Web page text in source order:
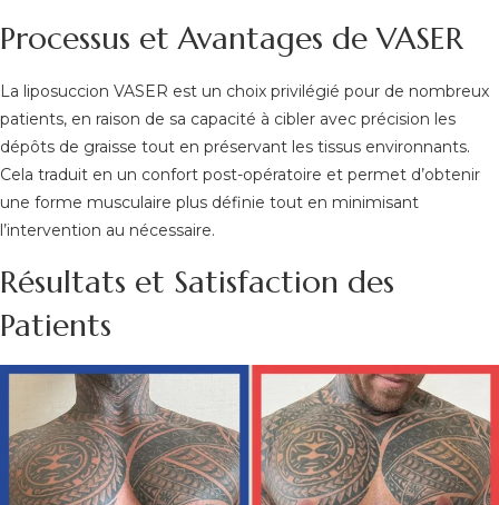
Processus et Avantages de VASER
La liposuccion VASER est un choix privilégié pour de nombreux
patients, en raison de sa capacité à cibler avec précision les
dépôts de graisse tout en préservant les tissus environnants.
Cela traduit en un confort post-opératoire et permet d’obtenir
une forme musculaire plus définie tout en minimisant
l’intervention au nécessaire.
Résultats et Satisfaction des
Patients